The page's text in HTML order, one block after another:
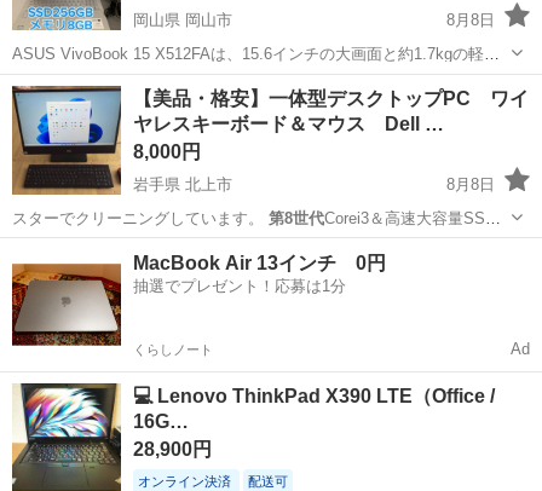
岡山県 岡山市
8月8日
ASUS VivoBook 15 X512FAは、15.6インチの大画面と約1.7kgの軽量
ボディを両立したコンパクトなノートPCです。エルゴリフトヒンジや
インテル Core プロセッサーを搭載し、ビジネスから学習まで幅広く...
岡山 岡山市 ノートパソコン ASUS
【美品・格安】一体型デスクトップPC ワイ
ヤレスキーボード＆マウス Dell …
8,000円
岩手県 北上市
8月8日
スターでクリーニングしています。 第8世代Corei3＆高速大容量SSD
搭載で…
デスクトップパソコン
MacBook Air 13インチ 0円
抽選でプレゼント！応募は1分
くらしノート Ad
💻 Lenovo ThinkPad X390 LTE（Office /
16G…
28,900円
オンライン決済 配送可